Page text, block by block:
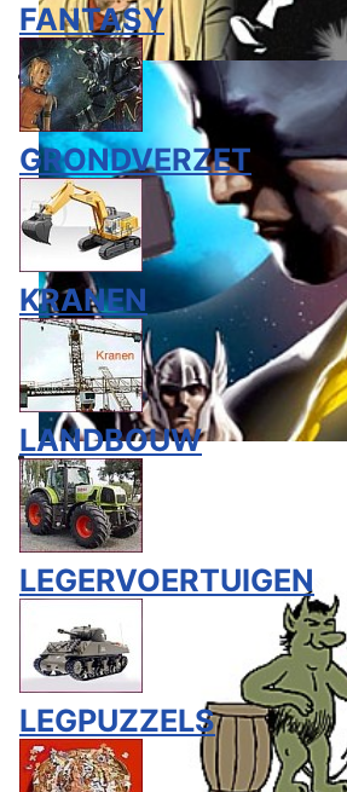
FANTASY
GRONDVERZET
KRANEN
LANDBOUW
LEGERVOERTUIGEN
LEGPUZZELS